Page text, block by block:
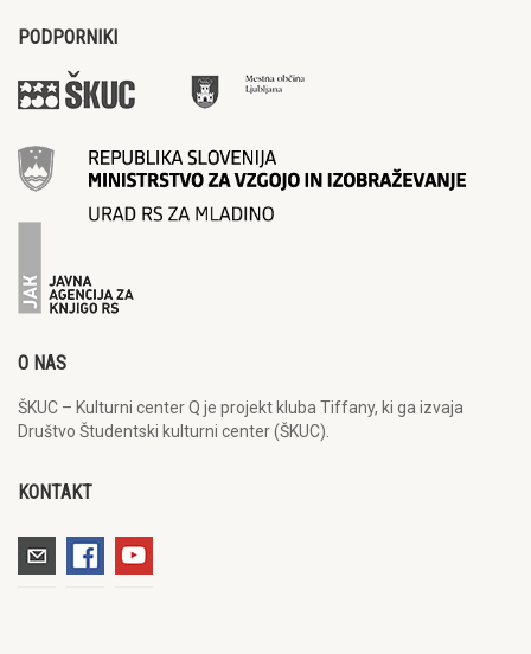
PODPORNIKI
O NAS
ŠKUC – Kulturni center Q je projekt kluba Tiffany, ki ga izvaja
Društvo Študentski kulturni center (ŠKUC).
KONTAKT